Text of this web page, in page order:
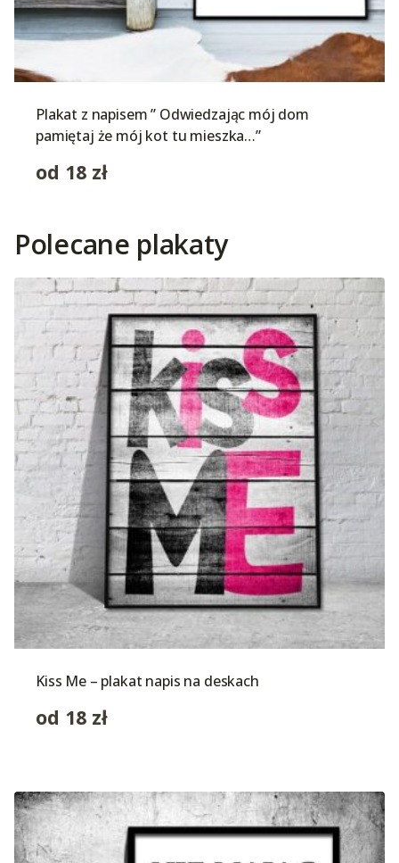
Plakat z napisem ” Odwiedzając mój dom
pamiętaj że mój kot tu mieszka…”
od 18 zł
Polecane plakaty
Kiss Me – plakat napis na deskach
od 18 zł